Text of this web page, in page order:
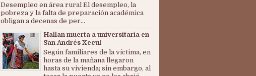
Desempleo en área rural El desempleo, la
pobreza y la falta de preparación académica
obligan a decenas de per...
Hallan muerta a universitaria en
San Andrés Xecul
Según familiares de la víctima, en
horas de la mañana llegaron
hasta su vivienda; sin embargo, al